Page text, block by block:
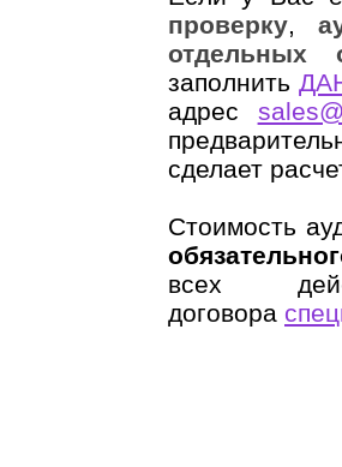
проверку,
отдельных
заполнить
адрес
сделает
Cтоимость
всех
договора